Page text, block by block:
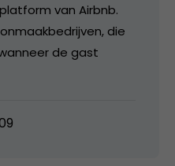
van Airbnb.
die
de gast